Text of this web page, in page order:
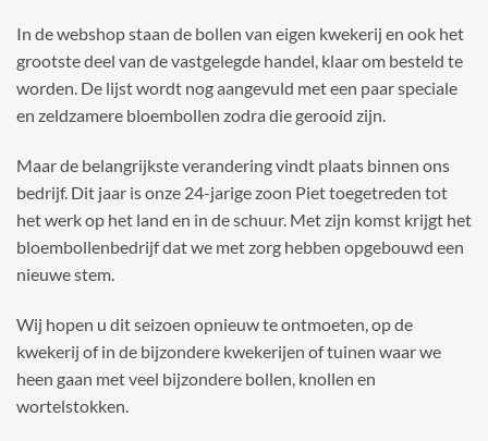
In de webshop staan de bollen van eigen kwekerij en ook het
grootste deel van de vastgelegde handel, klaar om besteld te
worden. De lijst wordt nog aangevuld met een paar speciale
en zeldzamere bloembollen zodra die gerooid zijn.
Maar de belangrijkste verandering vindt plaats binnen ons
bedrijf. Dit jaar is onze 24-jarige zoon Piet toegetreden tot
het werk op het land en in de schuur. Met zijn komst krijgt het
bloembollenbedrijf dat we met zorg hebben opgebouwd een
nieuwe stem.
Wij hopen u dit seizoen opnieuw te ontmoeten, op de
kwekerij of in de bijzondere kwekerijen of tuinen waar we
heen gaan met veel bijzondere bollen, knollen en
wortelstokken.